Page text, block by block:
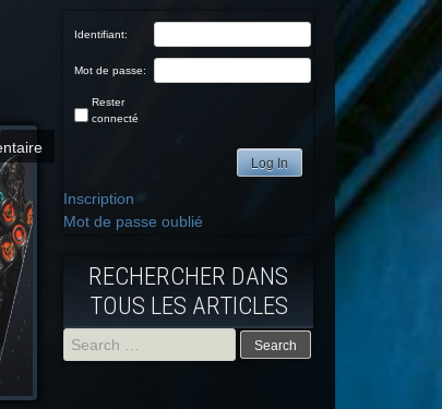
Identifiant:
Mot de passe:
Rester
connecté
Log In
Inscription
Mot de passe oublié
RECHERCHER DANS
TOUS LES ARTICLES